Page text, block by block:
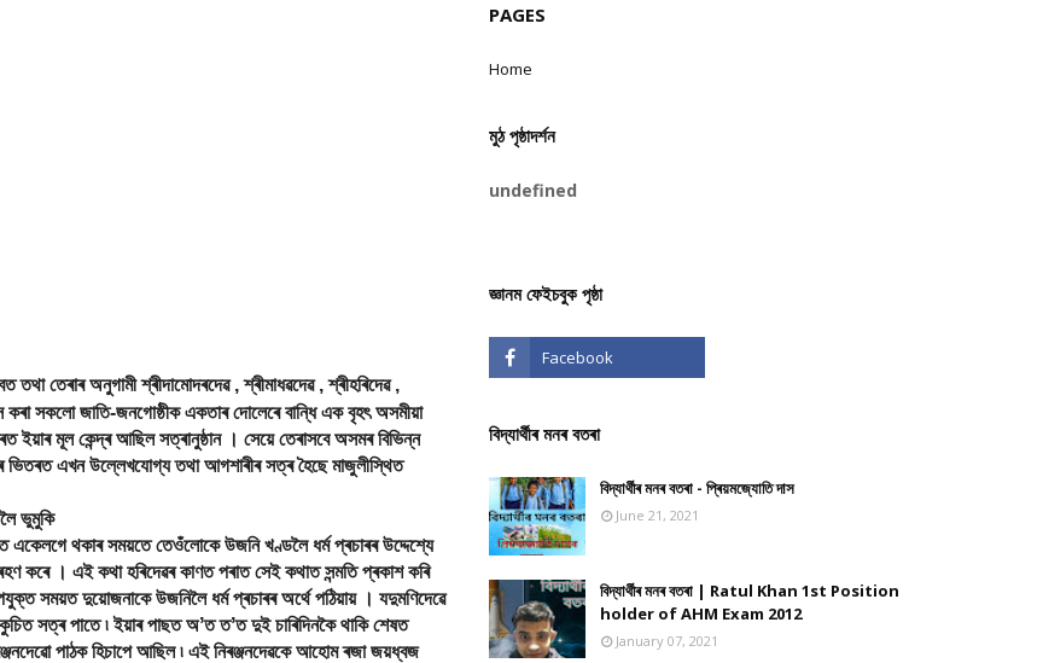
তথা তেৰাৰ অনুগামী শ্ৰীদামোদৰদেৱ , শ্ৰীমাধৱদেৱ , শ্ৰীহৰিদেৱ ,
সকলো জাতি-জনগোষ্ঠীক একতাৰ দোলেৰে বান্ধি এক বৃহৎ অসমীয়া
মূল কেন্দ্ৰ আছিল সত্ৰানুষ্ঠান । সেয়ে তেৰাসবে অসমৰ বিভিন্ন
ভিতৰত এখন উল্লেখযোগ্য তথা আগশাৰীৰ সত্ৰ হৈছে মাজুলীস্থিত
ভুমুকি
একেলগে থকাৰ সময়তে তেওঁলোকে উজনি খণ্ডলৈ ধৰ্ম প্ৰচাৰৰ উদ্দেশ্যে
কৰে । এই কথা হৰিদেৱৰ কাণত পৰাত সেই কথাত সন্মতি প্ৰকাশ কৰি
সময়ত দুয়োজনাকে উজনিলৈ ধৰ্ম প্ৰচাৰৰ অৰ্থে পঠিয়ায় । যদুমণিদেৱে
সত্ৰ পাতে ৷ ইয়াৰ পাছত অʼত তʼত দুই চাৰিদিনকৈ থাকি শেষত
পাঠক হিচাপে আছিল ৷ এই নিৰঞ্জনদেৱকে আহোম ৰজা জয়ধ্বজ
PAGES
Home
মুঠ পৃষ্ঠাদৰ্শন
undefned
জ্ঞানম ফেইচবুক পৃষ্ঠা
বিদ্যাৰ্থীৰ মনৰ বতৰা
বিদ্যাৰ্থীৰ মনৰ বতৰা - প্ৰিয়মজ্যোতি দাস
June 21, 2021
বিদ্যাৰ্থীৰ মনৰ বতৰা | Ratul Khan 1st Position
holder of AHM Exam 2012
January 07, 2021